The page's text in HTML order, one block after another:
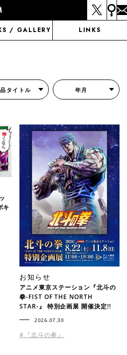
/ GALLERY LINKS
タイトル 年月
キ
お知らせ
アニメ東京ステーション『北斗の
拳-FIST OF THE NORTH
STAR-』 特別企画展 開催決定!!
2026.07.30
#『北斗の拳』